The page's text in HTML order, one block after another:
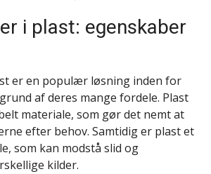
i plast: egenskaber
er en populær løsning inden for
af deres mange fordele. Plast
materiale, som gør det nemt at
efter behov. Samtidig er plast et
som kan modstå slid og
kilder.